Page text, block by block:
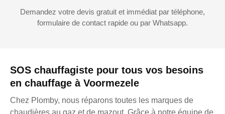
SOS chauffagiste pour tous vos besoins
en chauffage à Voormezele
Chez Plomby, nous réparons toutes les marques de
Demandez votre devis gratuit et immédiat par téléphone,
formulaire de contact rapide ou par Whatsapp.